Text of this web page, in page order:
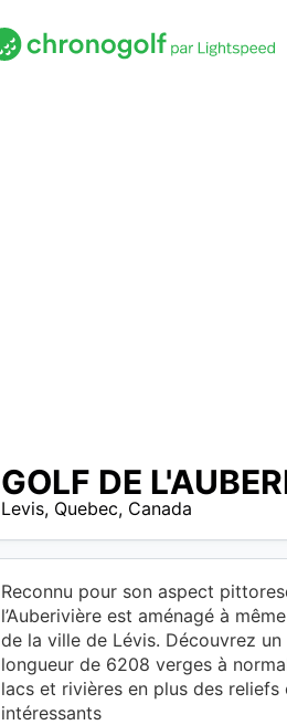
GOLF DE
Levis, Quebec, Canada
Reconnu pour son aspect
l’Auberivière est aménagé à
de la ville de Lévis. Découvrez un
longueur de 6208 verges à
lacs et rivières en plus des
intéressants